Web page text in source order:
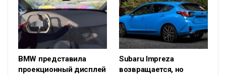
BMW представила
проекционный дисплей
Subaru Impreza
возвращается, но